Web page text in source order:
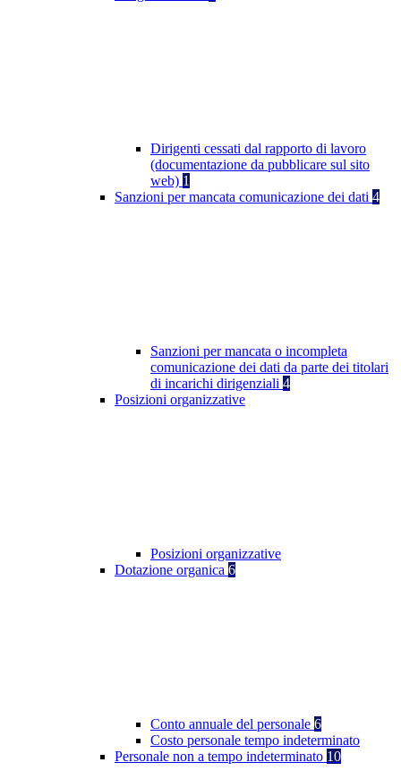
Dirigenti cessati dal rapporto di lavoro
(documentazione da pubblicare sul sito
web) 1
Sanzioni per mancata comunicazione dei dati 4
Sanzioni per mancata o incompleta
comunicazione dei dati da parte dei titolari
di incarichi dirigenziali 4
Posizioni organizzative
Posizioni organizzative
Dotazione organica 6
Conto annuale del personale 6
Costo personale tempo indeterminato
Personale non a tempo indeterminato 10